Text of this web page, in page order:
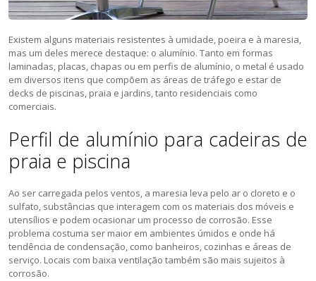
Existem alguns materiais resistentes à umidade, poeira e à maresia,
mas um deles merece destaque: o alumínio. Tanto em formas
laminadas, placas, chapas ou em perfis de alumínio, o metal é usado
em diversos itens que compõem as áreas de tráfego e estar de
decks de piscinas, praia e jardins, tanto residenciais como
comerciais.
Perfil de alumínio para cadeiras de
praia e piscina
Ao ser carregada pelos ventos, a maresia leva pelo ar o cloreto e o
sulfato, substâncias que interagem com os materiais dos móveis e
utensílios e podem ocasionar um processo de corrosão. Esse
problema costuma ser maior em ambientes úmidos e onde há
tendência de condensação, como banheiros, cozinhas e áreas de
serviço. Locais com baixa ventilação também são mais sujeitos à
corrosão.